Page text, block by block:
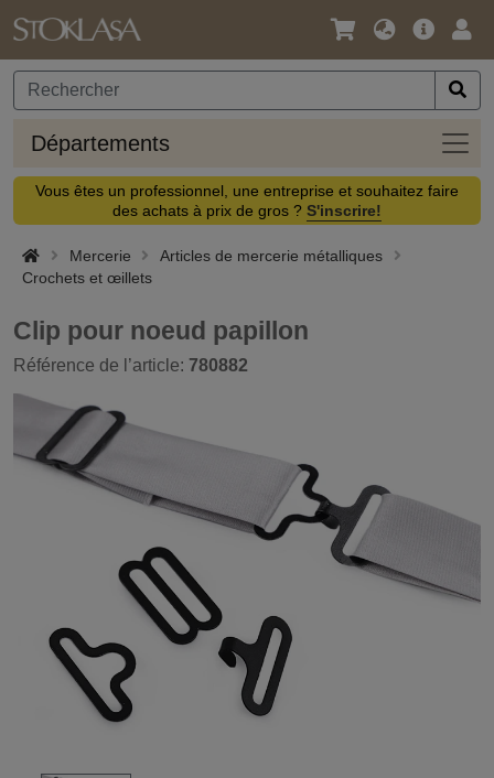
Langue
Devise
Offre
Départements
Vous êtes un professionnel, une entreprise et souhaitez faire
des achats à prix de gros ? S'inscrire!
Mercerie
Articles de mercerie métalliques
Crochets et œillets
Clip pour noeud papillon
Référence de l’article: 780882